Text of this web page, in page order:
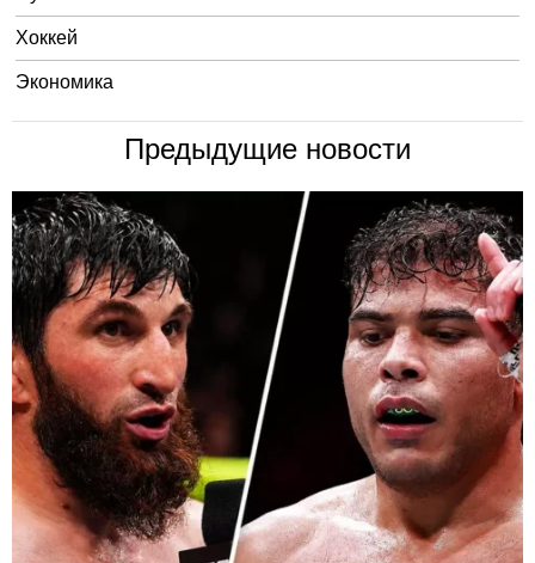
Хоккей
Экономика
Предыдущие новости